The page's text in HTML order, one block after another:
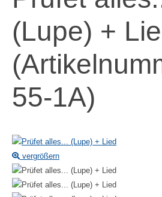
(Lupe) +
55-1A)
vergrößern